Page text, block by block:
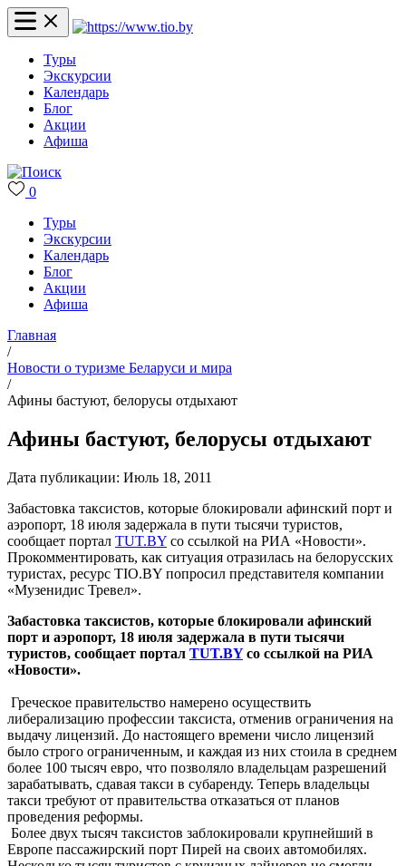
Туры
Экскурсии
Календарь
Блог
Акции
Афиша
0
Туры
Экскурсии
Календарь
Блог
Акции
Афиша
Главная
/
Новости о туризме Беларуси и мира
/
Афины бастуют, белорусы отдыхают
Афины бастуют, белорусы отдыхают
Дата публикации: Июль 18, 2011
Забастовка таксистов, которые блокировали афинский порт и
аэропорт, 18 июля задержала в пути тысячи туристов,
сообщает портал TUT.BY со ссылкой на РИА «Новости».
Прокомментировать, как ситуация отразилась на белорусских
туристах, ресурс TIO.BY попросил представителя компании
«Музенидис Тревел».
Забастовка таксистов, которые блокировали афинский
порт и аэропорт, 18 июля задержала в пути тысячи
туристов, сообщает портал TUT.BYсо ссылкой на РИА
«Новости».
Греческое правительство намерено осуществить
либерализацию профессии таксиста, отменив ограничения на
выдачу лицензий. До настоящего времени число лицензий
было строго ограниченным, и каждая из них стоила в среднем
более 100 тысяч евро, что позволяло владельцам разрешений
зарабатывать, сдавая такси в субаренду. Теперь владельцы
такси требуют от правительства отказаться от планов
проведения реформы.
Более двух тысяч таксистов заблокировали крупнейший в
Европе пассажирский порт Пирей на своих автомобилях.